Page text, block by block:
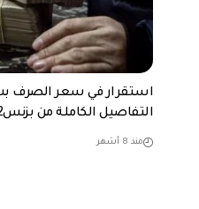
استقرار في سعر الصرف
التفاصيل الكاملة من بزنس2بزنس
منذ 8 أشهر